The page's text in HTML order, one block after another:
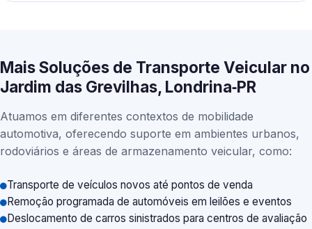
Mais Soluções de Transporte Veicular no
Jardim das Grevilhas, Londrina‑PR
Atuamos em diferentes contextos de mobilidade
automotiva, oferecendo suporte em ambientes urbanos,
rodoviários e áreas de armazenamento veicular, como:
Transporte de veículos novos até pontos de venda
Remoção programada de automóveis em leilões e eventos
Deslocamento de carros sinistrados para centros de avaliação